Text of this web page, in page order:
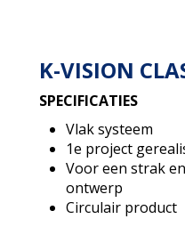
K-VISION
SPECIFICATIES
Vlak systeem
1e project
Voor een strak
ontwerp
Circulair product